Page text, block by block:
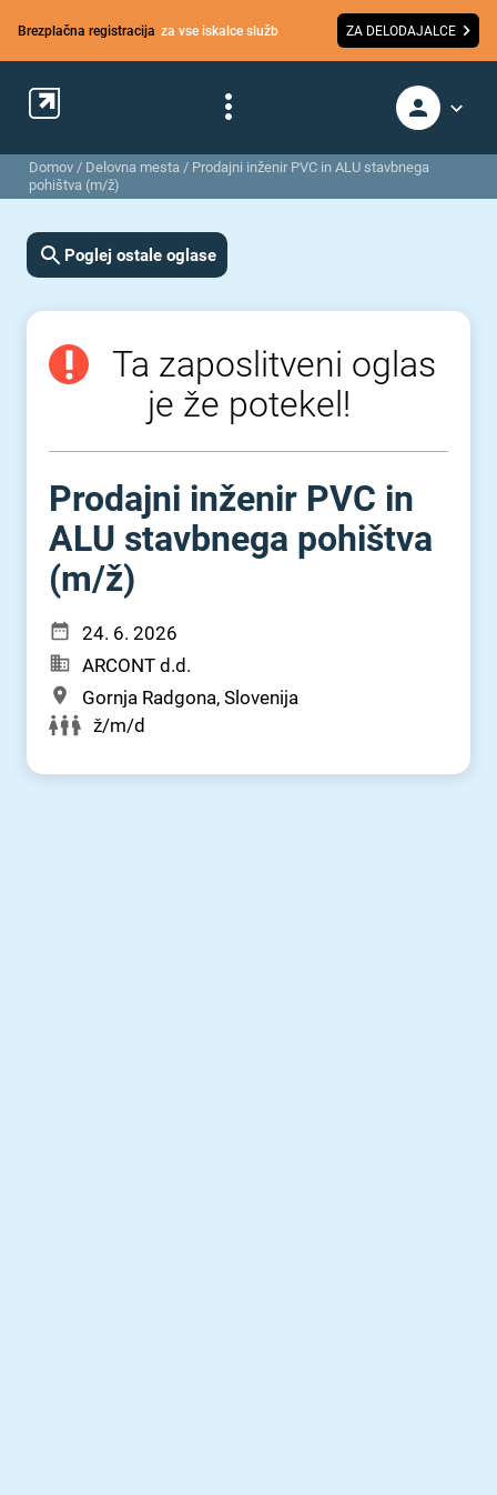
Brezplačna registracija za vse iskalce služb ZA DELODAJALCE
Domov / Delovna mesta / Prodajni inženir PVC in ALU stavbnega
pohištva (m/ž)
Poglej ostale oglase
Ta zaposlitveni oglas
je že potekel!
Prodajni inženir PVC in
ALU stavbnega pohištva
(m⁠/⁠ž)
24. 6. 2026
ARCONT d.d.
Gornja Radgona, Slovenija
ž/m/d